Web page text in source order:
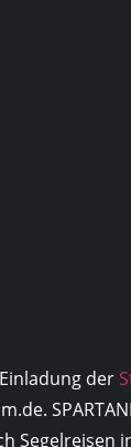
der
Segelreisen